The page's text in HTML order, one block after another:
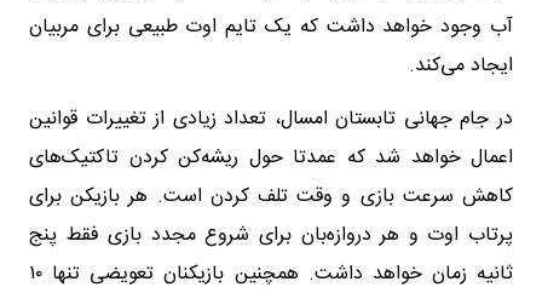
آب وجود خواهد داشت که یک تایم اوت طبیعی برای مربیان
ایجاد می‌کند.
در جام جهانی تابستان امسال، تعداد زیادی از تغییرات قوانین
اعمال خواهد شد که عمدتا حول ریشه‌کن کردن تاکتیک‌های
کاهش سرعت بازی و وقت تلف کردن است. هر بازیکن برای
پرتاب اوت و هر دروازه‌بان برای شروع مجدد بازی فقط پنج
ثانیه زمان خواهد داشت. همچنین بازیکنان تعویضی تنها ۱۰